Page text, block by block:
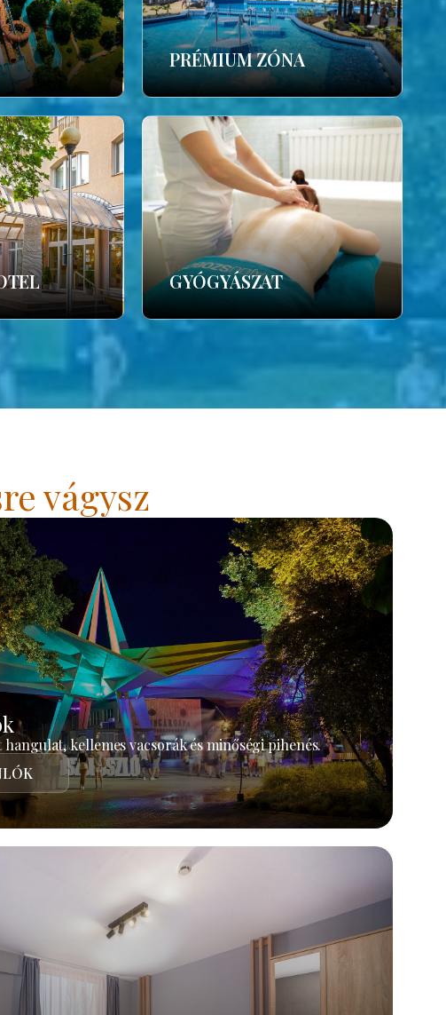
PRÉMIUM ZÓNA
GYÓGYÁSZAT
vágysz
kellemes vacsorák és minőségi pihenés.